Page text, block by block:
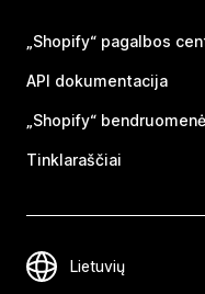
„Shopify“ pagalbos
API dokumentacija
„Shopify“ bendruomenė
Tinklaraščiai